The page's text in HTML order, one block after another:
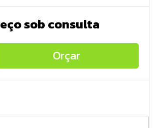
sob consulta
Orçar